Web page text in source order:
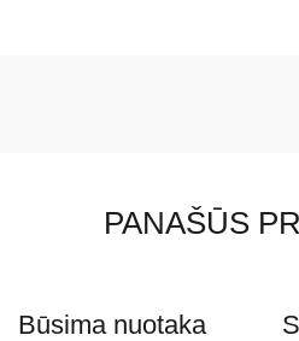
PANAŠŪS
Būsima nuotaka